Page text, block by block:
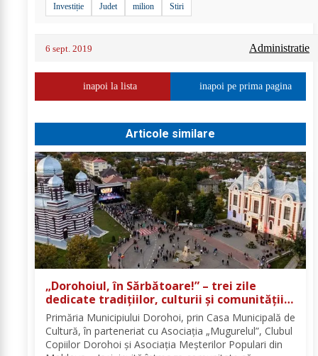
Investiție
Judet milion Stiri
6 sept. 2019 Administratie
inapoi la lista inapoi pe prima pagina
Articole similare
„Dorohoiul, în Sărbătoare!” – trei zile
dedicate tradițiilor, culturii și comunității
Trei tradiții. Un singur eveniment. O
singură sărbătoare!
Primăria Municipiului Dorohoi, prin Casa Municipală de
Cultură, în parteneriat cu Asociația „Mugurelul”, Clubul
Copiilor Dorohoi și Asociația Meșterilor Populari din